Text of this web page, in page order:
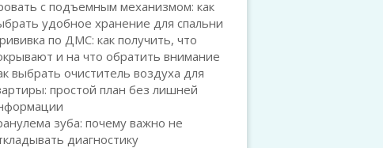
с подъемным механизмом: как
удобное хранение для спальни
по ДМС: как получить, что
и на что обратить внимание
выбрать очиститель воздуха для
простой план без лишней
зуба: почему важно не
диагностику